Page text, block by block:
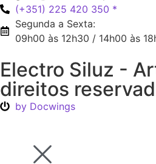
(+351) 225 420 350 *
Segunda a Sexta:
09h00 às 12h30 / 14h00 às
Electro Siluz -
direitos
by Docwings